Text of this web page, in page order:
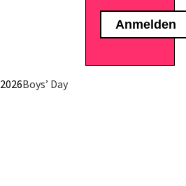
2026Boys’ Day